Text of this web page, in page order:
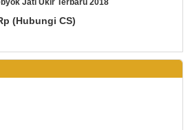
Jati Ukir Terbaru 2018
(Hubungi CS)